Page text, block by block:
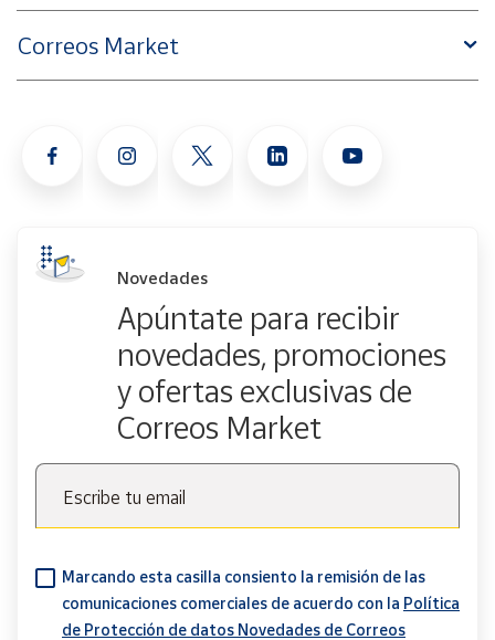
Correos Market
Novedades
Apúntate para recibir
novedades, promociones
y ofertas exclusivas de
Correos Market
Escribe tu email
Marcando esta casilla consiento la remisión de las
comunicaciones comerciales de acuerdo con la Política
de Protección de datos Novedades de Correos